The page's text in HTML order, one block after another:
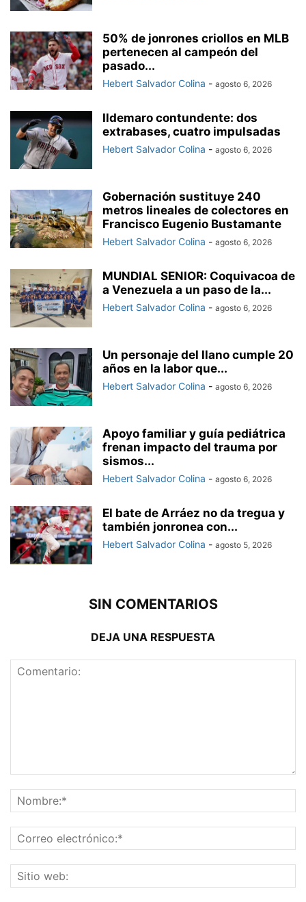
50% de jonrones criollos en MLB
pertenecen al campeón del
pasado...
Hebert Salvador Colina - agosto 6, 2026
Ildemaro contundente: dos
extrabases, cuatro impulsadas
Hebert Salvador Colina - agosto 6, 2026
Gobernación sustituye 240
metros lineales de colectores en
Francisco Eugenio Bustamante
Hebert Salvador Colina - agosto 6, 2026
MUNDIAL SENIOR: Coquivacoa de
a Venezuela a un paso de la...
Hebert Salvador Colina - agosto 6, 2026
Un personaje del llano cumple 20
años en la labor que...
Hebert Salvador Colina - agosto 6, 2026
Apoyo familiar y guía pediátrica
frenan impacto del trauma por
sismos...
Hebert Salvador Colina - agosto 6, 2026
El bate de Arráez no da tregua y
también jonronea con...
Hebert Salvador Colina - agosto 5, 2026
SIN COMENTARIOS
DEJA UNA RESPUESTA